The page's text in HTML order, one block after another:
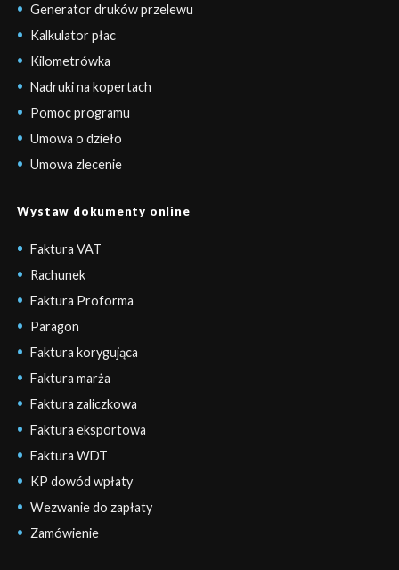
Generator druków przelewu
Kalkulator płac
Kilometrówka
Nadruki na kopertach
Pomoc programu
Umowa o dzieło
Umowa zlecenie
Wystaw dokumenty online
Faktura VAT
Rachunek
Faktura Proforma
Paragon
Faktura korygująca
Faktura marża
Faktura zaliczkowa
Faktura eksportowa
Faktura WDT
KP dowód wpłaty
Wezwanie do zapłaty
Zamówienie